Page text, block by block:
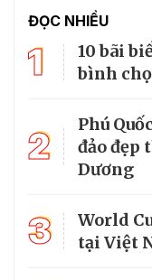
ĐỌC NHIỀU
1
10 bãi
bình
2
Phú
đảo đẹp
Dương
3
World
tại Việt